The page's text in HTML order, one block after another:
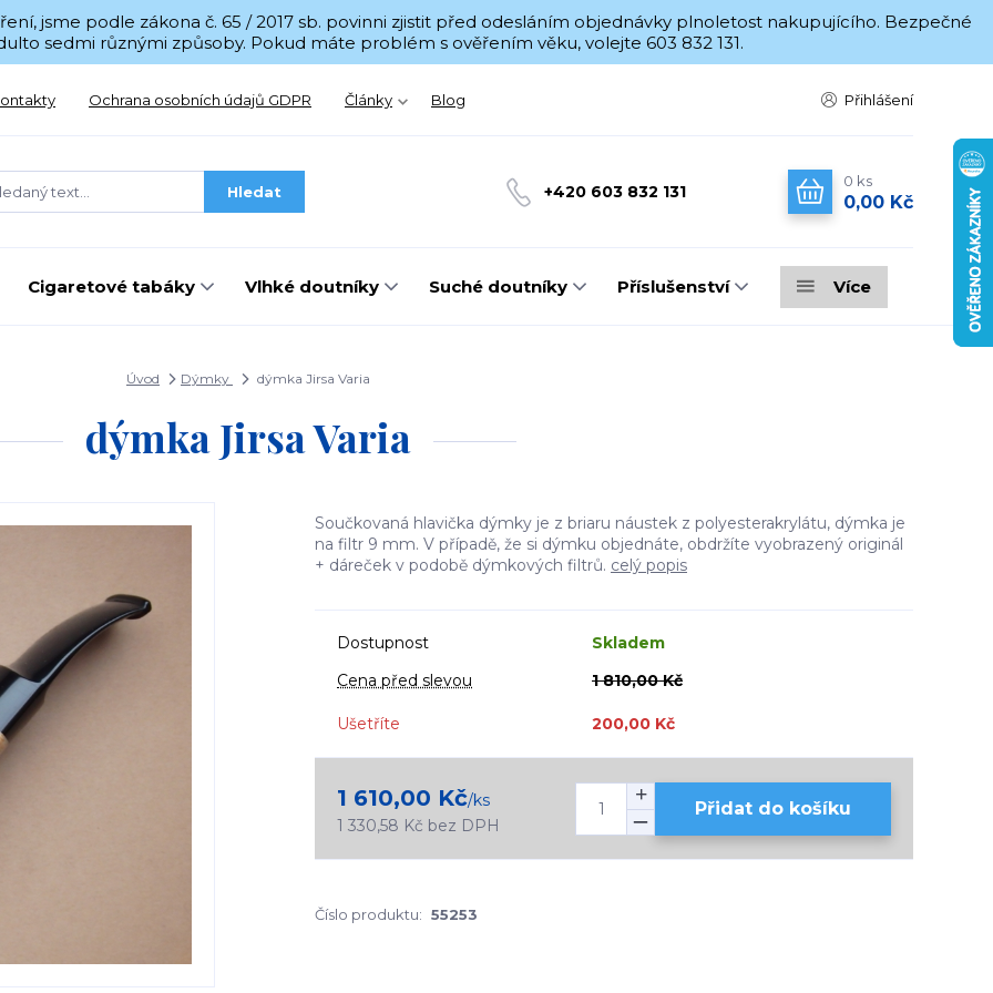
jsme podle zákona č. 65 / 2017 sb. povinni zjistit před odesláním objednávky plnoletost nakupujícího. Bezpečné
sedmi různými způsoby. Pokud máte problém s ověřením věku, volejte 603 832 131.
Ochrana osobních údajů GDPR Články Blog Přihlášení
Hledat +420 603 832 131
0 ks
0,00 Kč
Cigaretové tabáky Vlhké doutníky Suché doutníky Příslušenství Více
Úvod Dýmky dýmka Jirsa Varia
dýmka Jirsa Varia
Součkovaná hlavička dýmky je z briaru náustek z polyesterakrylátu, dýmka je
na filtr 9 mm. V případě, že si dýmku objednáte, obdržíte vyobrazený originál
+ dáreček v podobě dýmkových filtrů. celý popis
Dostupnost
Skladem
Cena před slevou
1 810,00 Kč
Ušetříte 200,00 Kč
1 610,00 Kč/ks
1 330,58 Kč bez DPH
Přidat do košíku
Číslo produktu: 55253